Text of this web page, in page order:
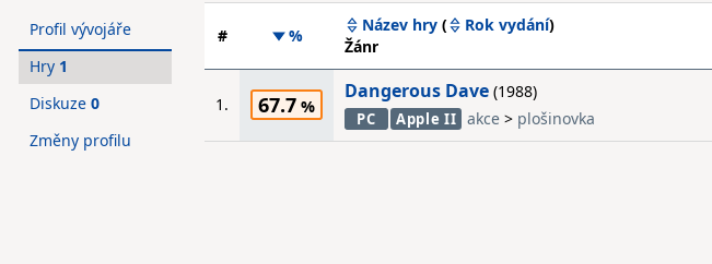
# %
Název hry ( Rok vydání)
Žánr
1. 67.7
Dangerous Dave (1988)
PC Apple II akce > plošinovka
Profil vývojáře
Hry 1
Diskuze 0
Změny profilu